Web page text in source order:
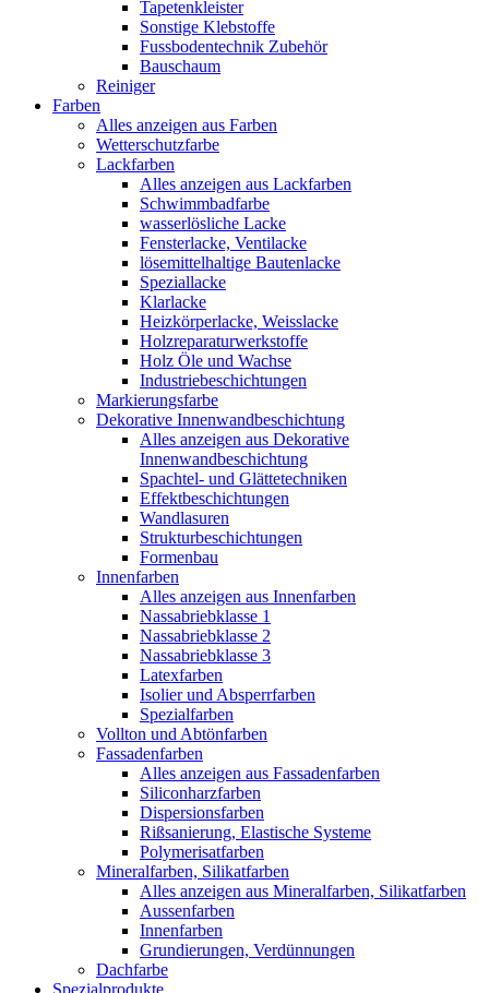
Tapetenkleister
Sonstige Klebstoffe
Fussbodentechnik Zubehör
Bauschaum
Reiniger
Farben
Alles anzeigen aus Farben
Wetterschutzfarbe
Lackfarben
Alles anzeigen aus Lackfarben
Schwimmbadfarbe
wasserlösliche Lacke
Fensterlacke, Ventilacke
lösemittelhaltige Bautenlacke
Speziallacke
Klarlacke
Heizkörperlacke, Weisslacke
Holzreparaturwerkstoffe
Holz Öle und Wachse
Industriebeschichtungen
Markierungsfarbe
Dekorative Innenwandbeschichtung
Alles anzeigen aus Dekorative
Innenwandbeschichtung
Spachtel- und Glättetechniken
Effektbeschichtungen
Wandlasuren
Strukturbeschichtungen
Formenbau
Innenfarben
Alles anzeigen aus Innenfarben
Nassabriebklasse 1
Nassabriebklasse 2
Nassabriebklasse 3
Latexfarben
Isolier und Absperrfarben
Spezialfarben
Vollton und Abtönfarben
Fassadenfarben
Alles anzeigen aus Fassadenfarben
Siliconharzfarben
Dispersionsfarben
Rißsanierung, Elastische Systeme
Polymerisatfarben
Mineralfarben, Silikatfarben
Alles anzeigen aus Mineralfarben, Silikatfarben
Aussenfarben
Innenfarben
Grundierungen, Verdünnungen
Dachfarbe
Spezialprodukte